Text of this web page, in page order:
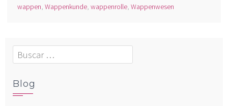
wappen,Wappenkunde,wappenrolle,Wappenwesen
Buscar:
Blog